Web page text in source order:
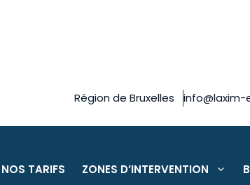
Région de Bruxelles info@laxim-
NOS TARIFS ZONES D’INTERVENTION